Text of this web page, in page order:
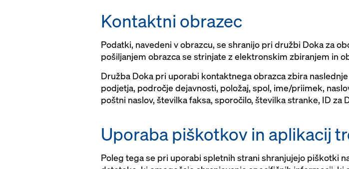
Kontaktni obrazec
Podatki, navedeni v obrazcu, se shranijo pri družbi Doka za
pošiljanjem obrazca se strinjate z elektronskim zbiranjem in
Družba Doka pri uporabi kontaktnega obrazca zbira
podjetja, področje dejavnosti, položaj, spol, ime/priimek,
poštni naslov, številka faksa, sporočilo, številka stranke, ID za
Uporaba piškotkov in aplikacij
Poleg tega se pri uporabi spletnih strani shranjujejo piškotki